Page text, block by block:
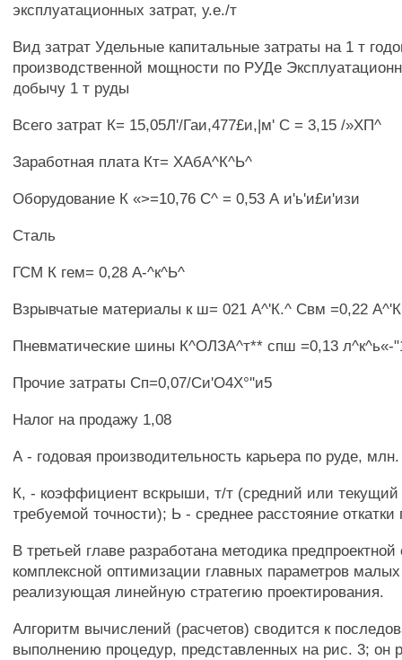
эксплуатационных затрат, у.е./т
Вид затрат Удельные капитальные затраты на 1 т
производственной мощности по РУДе
добычу 1 т руды
Всего затрат К= 15,05Л'/Гаи,477£и,|м' С = 3,15 /»ХП^
Заработная плата Кт= ХАбА^К^Ь^
Оборудование К «>=10,76 С^ = 0,53 А и'ь'и£и'изи
Сталь
ГСМ К гем= 0,28 А-^к^Ь^
Взрывчатые материалы к ш= 021 А^'К.^ Свм =0,22
Пневматические шины К^ОЛЗА^т** спш =0,13 л^к^ь«-
Прочие затраты Сп=0,07/Си'О4Х°''и5
Налог на продажу 1,08
А - годовая производительность карьера по руде,
К, - коэффициент вскрыши, т/т (средний или текущий
требуемой точности); Ь - среднее расстояние
В третьей главе разработана методика
комплексной оптимизации главных параметров малых
реализующая линейную стратегию проектирования.
Алгоритм вычислений (расчетов) сводится к
выполнению процедур, представленных на рис. 3; он